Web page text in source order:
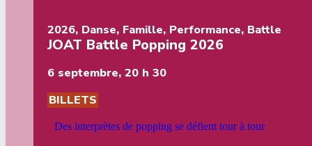
2026, Danse, Famille, Performance, Battle
JOAT Battle Popping 2026
6 septembre, 20 h 30
BILLETS
Des interprètes de popping se défient tour à tour